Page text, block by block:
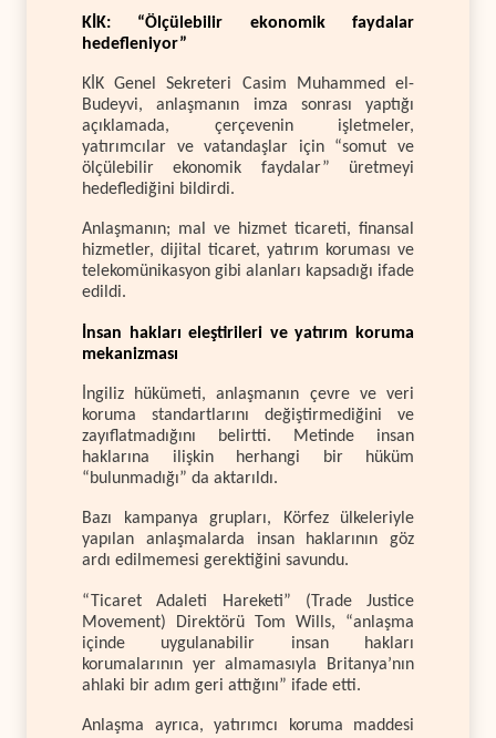
KİK: “Ölçülebilir ekonomik faydalar
hedefleniyor”
KİK Genel Sekreteri Casim Muhammed el-
Budeyvi, anlaşmanın imza sonrası yaptığı
açıklamada, çerçevenin işletmeler,
yatırımcılar ve vatandaşlar için “somut ve
ölçülebilir ekonomik faydalar” üretmeyi
hedeflediğini bildirdi.
Anlaşmanın; mal ve hizmet ticareti, finansal
hizmetler, dijital ticaret, yatırım koruması ve
telekomünikasyon gibi alanları kapsadığı ifade
edildi.
İnsan hakları eleştirileri ve yatırım koruma
mekanizması
İngiliz hükümeti, anlaşmanın çevre ve veri
koruma standartlarını değiştirmediğini ve
zayıflatmadığını belirtti. Metinde insan
haklarına ilişkin herhangi bir hüküm
“bulunmadığı” da aktarıldı.
Bazı kampanya grupları, Körfez ülkeleriyle
yapılan anlaşmalarda insan haklarının göz
ardı edilmemesi gerektiğini savundu.
“Ticaret Adaleti Hareketi” (Trade Justice
Movement) Direktörü Tom Wills, “anlaşma
içinde uygulanabilir insan hakları
korumalarının yer almamasıyla Britanya’nın
ahlaki bir adım geri attığını” ifade etti.
Anlaşma ayrıca, yatırımcı koruma maddesi